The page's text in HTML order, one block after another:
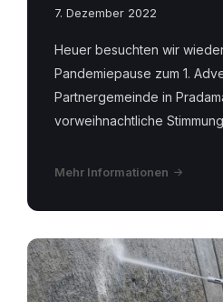
7. Dezember 2022
Heuer besuchten wir
Pandemiepause zum 1.
Partnergemeinde in
vorweihnachtliche
Mehr Informationen